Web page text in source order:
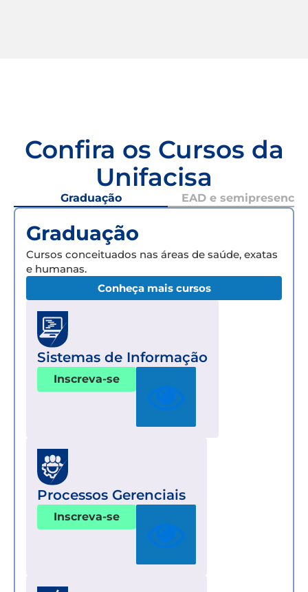
Confira os Cursos da
Unifacisa
Graduação EAD e semipresencial
Graduação
Cursos conceituados nas áreas de saúde, exatas
e humanas.
Conheça mais cursos
Sistemas de Informação
Inscreva-se
Processos Gerenciais
Inscreva-se